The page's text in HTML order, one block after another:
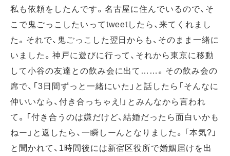
私も依頼をしたんです。名古屋に住んでいるので、そ
こで鬼ごっこしたいってtweetしたら、来てくれまし
た。それで、鬼ごっこした翌日からも、そのまま一緒に
いました。神戸に遊びに行って、それから東京に移動
して小谷の友達との飲み会に出て……。その飲み会の
席で、「3日間ずっと一緒にいた」と話したら「そんなに
仲いいなら、付き合っちゃえ!」とみんなから言われ
て。「付き合うのは嫌だけど、結婚だったら面白いかも
ねー」と返したら、一瞬しーんとなりました。「本気?」
と聞かれて、1時間後には新宿区役所で婚姻届けを出